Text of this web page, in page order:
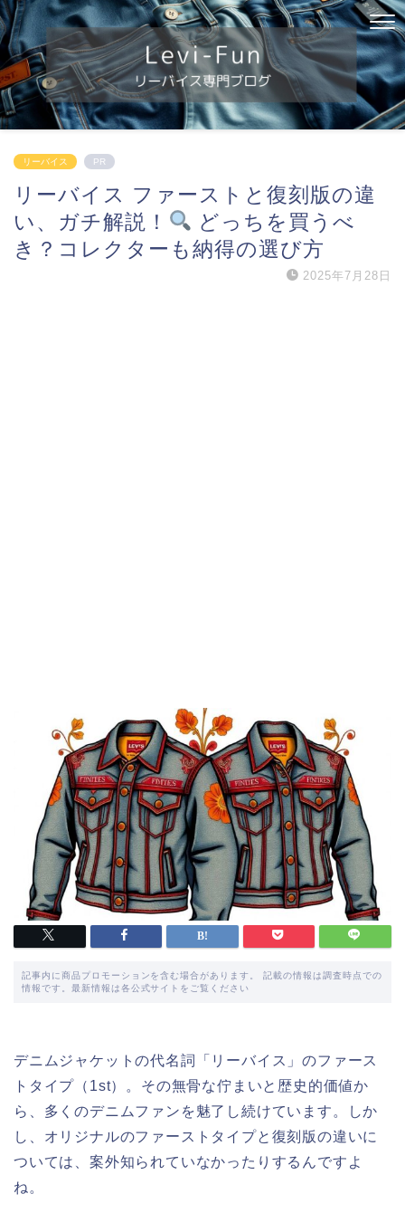
リーバイス PR
リーバイス ファーストと復刻版の違
い、ガチ解説！
どっちを買うべ
き？コレクターも納得の選び方
2025年7月28日
記事内に商品プロモーションを含む場合があります。 記載の情報は調査時点での
情報です。最新情報は各公式サイトをご覧ください
デニムジャケットの代名詞「リーバイス」のファース
トタイプ（1st）。その無骨な佇まいと歴史的価値か
ら、多くのデニムファンを魅了し続けています。しか
し、オリジナルのファーストタイプと復刻版の違いに
ついては、案外知られていなかったりするんですよ
ね。